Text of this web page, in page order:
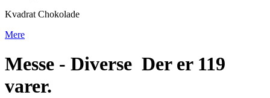
Kvadrat Chokolade
Mere
Messe - Diverse Der er 119
varer.